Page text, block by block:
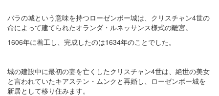
バラの城という意味を持つローゼンボー城は、クリスチャン4世の
命によって建てられたオランダ・ルネッサンス様式の離宮。
1606年に着工し、完成したのは1634年のことでした。
城の建設中に最初の妻を亡くしたクリスチャン4世は、絶世の美女
と言われていたキアステン・ムンクと再婚し、ローゼンボー城を
新居として移り住みます。